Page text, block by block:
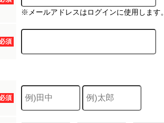
※メールアドレスはログインに使用します。
必須
必須